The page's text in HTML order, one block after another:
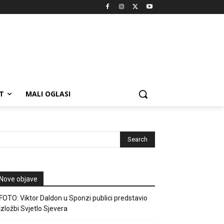
MALI OGLASI
Nove objave
FOTO: Viktor Daldon u Sponzi publici predstavio
Svjetlo Sjevera